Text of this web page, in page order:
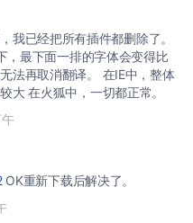
我已经把所有插件都删除了。
，最下面一排的字体会变得比
法再取消翻译。 在IE中，整体
大 在火狐中，一切都正常。
OK重新下载后解决了。